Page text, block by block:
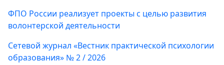
ФПО России реализует проекты с целью развития
волонтерской деятельности
Сетевой журнал «Вестник практической психологии
образования» № 2 / 2026